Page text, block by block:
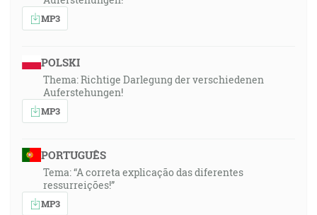
MP3
POLSKI
Thema: Richtige Darlegung der verschiedenen
Auferstehungen!
MP3
PORTUGUÊS
Tema: “A correta explicação das diferentes
ressurreições!”
MP3